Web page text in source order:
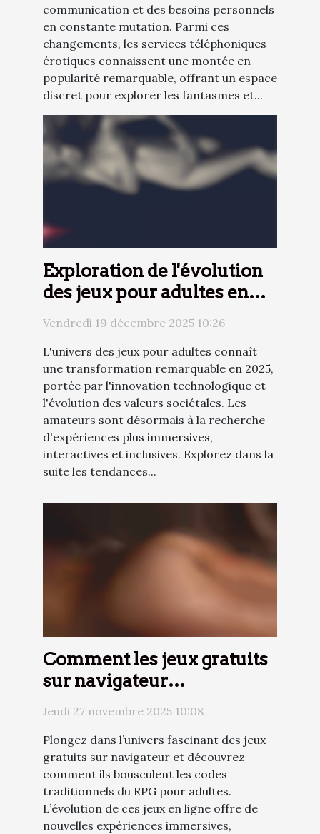
communication et des besoins personnels
en constante mutation. Parmi ces
changements, les services téléphoniques
érotiques connaissent une montée en
popularité remarquable, offrant un espace
discret pour explorer les fantasmes et...
Exploration de l'évolution
des jeux pour adultes en
2025 : tendances et
Vendredi 19 décembre 2025 10:26
L'univers des jeux pour adultes connaît
une transformation remarquable en 2025,
portée par l'innovation technologique et
l'évolution des valeurs sociétales. Les
amateurs sont désormais à la recherche
d'expériences plus immersives,
interactives et inclusives. Explorez dans la
suite les tendances...
Comment les jeux gratuits
sur navigateur
transforment le RPG pour
Jeudi 27 novembre 2025 10:08
Plongez dans l’univers fascinant des jeux
gratuits sur navigateur et découvrez
comment ils bousculent les codes
traditionnels du RPG pour adultes.
L’évolution de ces jeux en ligne offre de
nouvelles expériences immersives,